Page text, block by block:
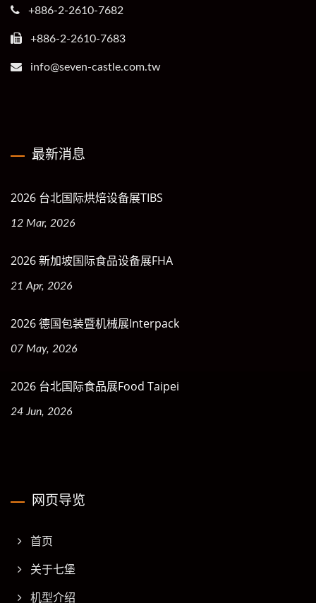
+886-2-2610-7682
+886-2-2610-7683
info@seven-castle.com.tw
最新消息
2026 台北国际烘焙设备展TIBS
12 Mar, 2026
2026 新加坡国际食品设备展FHA
21 Apr, 2026
2026 德国包装暨机械展Interpack
07 May, 2026
2026 台北国际食品展Food Taipei
24 Jun, 2026
网页导览
首页
关于七堡
机型介绍